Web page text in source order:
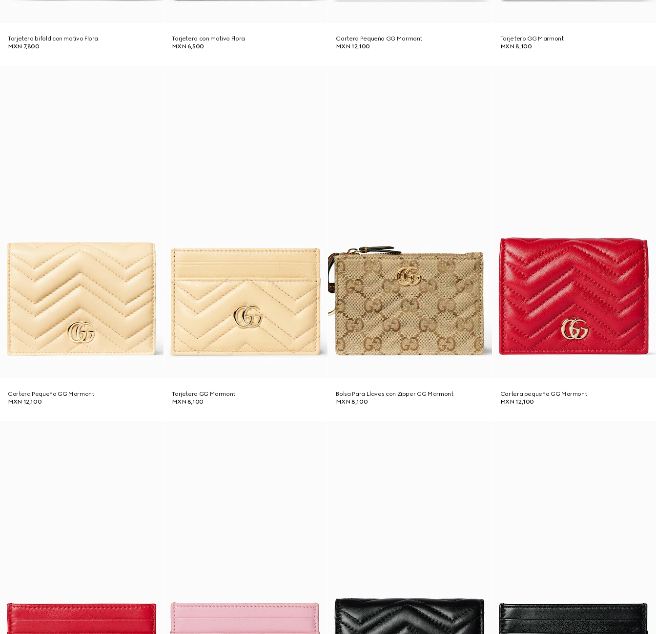
Tarjetero bifold con motivo Flora
MXN 7,800
Tarjetero con motivo Flora
MXN 6,500
Cartera Pequeña GG Marmont
MXN 12,100
Tarjetero GG Marmont
MXN 8,100
Cartera Pequeña GG Marmont
MXN 12,100
Tarjetero GG Marmont
MXN 8,100
Bolsa Para Llaves con Zipper GG Marmont
MXN 8,100
Cartera pequeña GG Marmont
MXN 12,100